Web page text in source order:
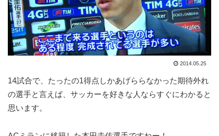
2014.05.25
14試合で、たったの1得点しかあげららなかった期待外れ
の選手と言えば、サッカーを好きな人ならすぐにわかると
思います。